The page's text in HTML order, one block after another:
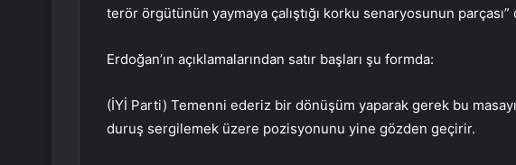
terör örgütünün yaymaya çalıştığı korku senaryosunun parçası”
Erdoğan’ın açıklamalarından satır başları şu formda:
(İYİ Parti) Temenni ederiz bir dönüşüm yaparak gerek bu
duruş sergilemek üzere pozisyonunu yine gözden geçirir.